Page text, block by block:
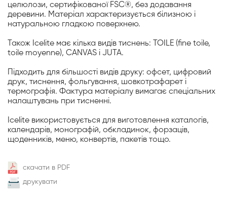
целюлози, сертифікованої FSC®, без додавання
деревини. Матеріал характеризується білизною і
натуральною гладкою поверхнею.
Також Icelite має кілька видів тиснень: TOILE (fine toile,
toile moyenne), CANVAS і JUTA.
Підходить для більшості видів друку: офсет, цифровий
друк, тиснення, фольгування, шовкотрафарет і
термографія. Фактура матеріалу вимагає спеціальних
налаштувань при тисненні.
Icelite використовується для виготовлення каталогів,
календарів, монографій, обкладинок, форзаців,
щоденників, меню, конвертів, пакетів тощо.
скачати в PDF
друкувати